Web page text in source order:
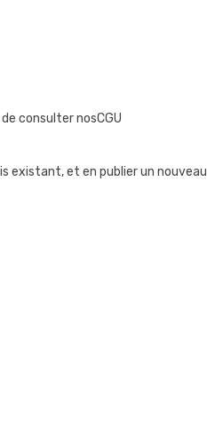
consulter nosCGU
existant, et en publier un nouveau